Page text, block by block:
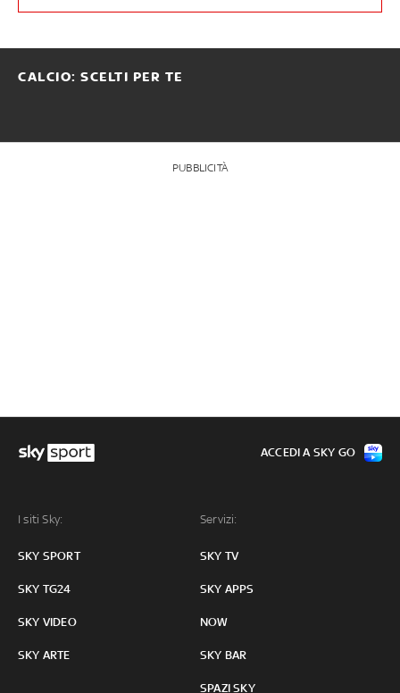
CALCIO: SCELTI PER TE
PUBBLICITÀ
I siti Sky:
SKY SPORT
SKY TG24
SKY VIDEO
SKY ARTE
Servizi:
SKY TV
SKY APPS
NOW
SKY BAR
SPAZI SKY
ACCEDI A SKY GO